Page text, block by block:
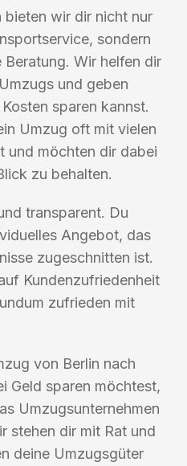
bieten wir dir nicht nur
sondern
Wir helfen dir
und geben
sparen kannst.
Umzug oft mit vielen
und möchten dir dabei
zu behalten.
transparent. Du
Angebot, das
zugeschnitten ist.
Kundenzufriedenheit
zufrieden mit
von Berlin nach
Geld sparen möchtest,
Umzugsunternehmen
stehen dir mit Rat und
deine Umzugsgüter